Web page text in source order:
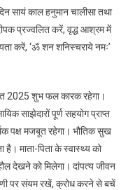
सायं काल हनुमान चालीसा तथा
प्रज्वलित करें, वृद्ध आश्रम में
करें, ‘ॐ शन शनिस्चराये नमः’
2025 शुभ फल कारक रहेगा।
साझेदारों पूर्ण सहयोग प्राप्त
पक्ष मजबूत रहेगा। भौतिक सुख
है। माता-पिता के स्वास्थ्य को
देखने को मिलेगा। दांपत्य जीवन
पर संयम रखें, क्रोध करने से बचें